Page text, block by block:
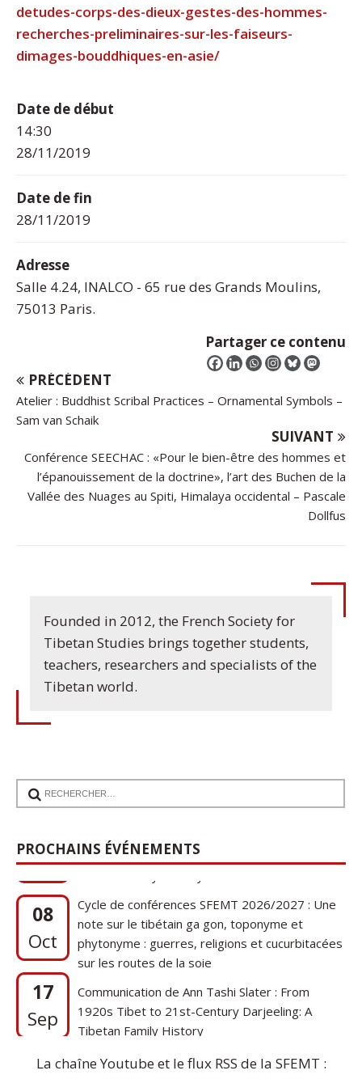
detudes-corps-des-dieux-gestes-des-hommes-
recherches-preliminaires-sur-les-faiseurs-
dimages-bouddhiques-en-asie/
Date de début
14:30
28/11/2019
Date de fin
28/11/2019
Adresse
Salle 4.24, INALCO - 65 rue des Grands Moulins,
75013 Paris.
Partager ce contenu
PRÉCÉDENT
Atelier : Buddhist Scribal Practices – Ornamental Symbols –
Sam van Schaik
SUIVANT
Conférence SEECHAC : «Pour le bien-être des hommes et
l’épanouissement de la doctrine», l’art des Buchen de la
Vallée des Nuages au Spiti, Himalaya occidental – Pascale
Dollfus
Founded in 2012, the French Society for
Tibetan Studies brings together students,
teachers, researchers and specialists of the
Tibetan world.
PROCHAINS ÉVÉNEMENTS
Sep
1920s Tibet to 21st-Century Darjeeling: A
Tibetan Family History
08
Oct
note sur le tibétain ga gon, toponyme et
phytonyme : guerres, religions et cucurbitacées
sur les routes de la soie
17
Sep
1920s Tibet to 21st-Century Darjeeling: A
Tibetan Family History
La chaîne Youtube et le flux RSS de la SFEMT :